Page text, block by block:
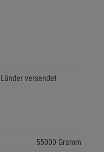
versendet
55000 Gramm